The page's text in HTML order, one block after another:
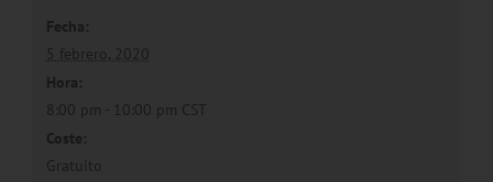
Fecha:
5 febrero, 2020
Hora:
8:00 pm - 10:00 pm CST
Coste:
Gratuito